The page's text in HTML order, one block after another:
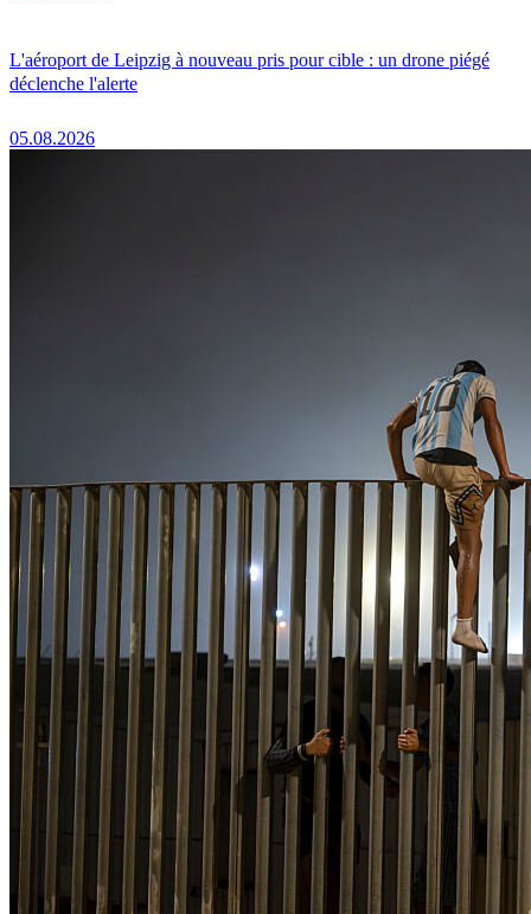
L'aéroport de Leipzig à nouveau pris pour cible : un drone piégé
déclenche l'alerte
05.08.2026